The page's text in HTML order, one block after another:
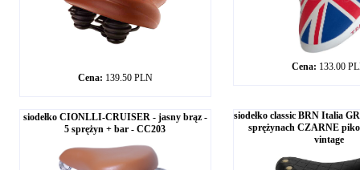
Cena: 139.50 PLN
Cena: 133.00
siodełko CIONLLI-CRUISER - jasny brąz -
5 sprężyn + bar - CC203
siodełko classic BRN Italia
sprężynach CZARNE
vintage